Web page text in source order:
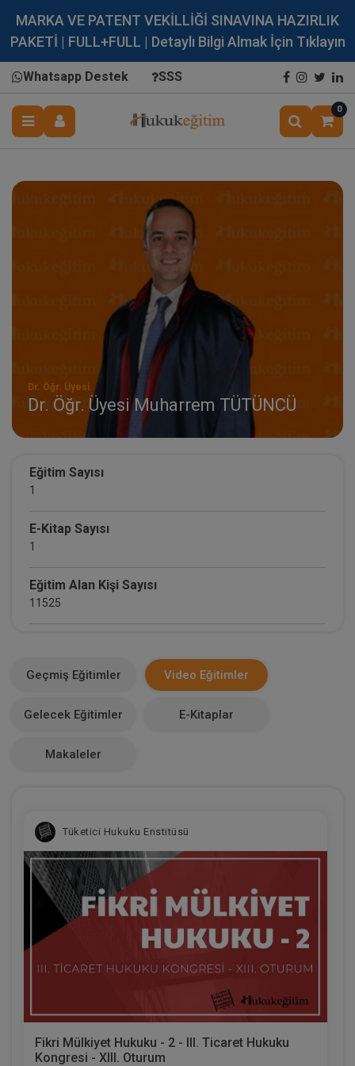
MARKA VE PATENT VEKİLLİĞİ SINAVINA HAZIRLIK
PAKETİ | FULL+FULL | Detaylı Bilgi Almak İçin Tıklayın
Whatsapp Destek SSS
0
Dr. Öğr. Üyesi
Dr. Öğr. Üyesi Muharrem TÜTÜNCÜ
Eğitim Sayısı
1
E-Kitap Sayısı
1
Eğitim Alan Kişi Sayısı
11525
0
Geçmiş Eğitimler Video Eğitimler
Gelecek Eğitimler E-Kitaplar
Makaleler
Tüketici Hukuku Enstitüsü
Fikri Mülkiyet Hukuku - 2 - III. Ticaret Hukuku
Kongresi - XIII. Oturum